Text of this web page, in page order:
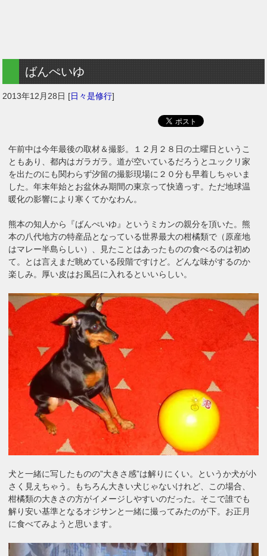
ばんぺいゆ
2013年12月28日 [日々是修行]
午前中は今年最後の取材＆撮影。１２月２８日の土曜日というこ
ともあり、都内はガラガラ。道が空いているだろうとユックリ家
を出たのにも関わらず汐留の撮影現場に２０分も早着しちゃいま
した。年末年始とお盆休み期間の東京って快適っす。ただ地球温
暖化の影響により寒くてかなわん。
熊本の知人から『ばんぺいゆ』というミカンの親分を頂いた。熊
本の八代地方の特産品となっている世界最大の柑橘類で（原産地
はマレー半島らしい）、見たことはあったものの食べるのは初め
て。とは言えまだ眺めている段階ですけど。どんな味がするのか
楽しみ。厚い皮はお風呂に入れるといいらしい。
犬と一緒に写したものの”大きさ感”は解りにくい。というか犬が小
さく見えちゃう。もちろん大きい犬じゃないけれど、この場合、
柑橘類の大きさの方がイメージしやすいのだった。そこで誰でも
解り安い基準となるオジサンと一緒に撮ってみたのが下。お正月
に食べてみようと思います。